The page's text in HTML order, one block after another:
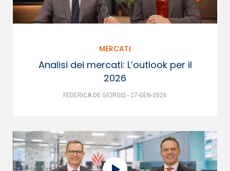
MERCATI
Analisi dei mercati: L’outlook per il
2026
FEDERICA DE GIORGIS - 27-GEN-2026